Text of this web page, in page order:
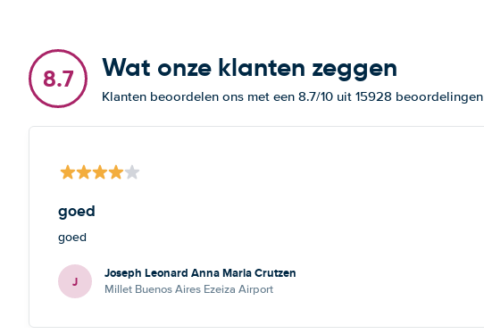
8.7 Wat onze klanten zeggen
Klanten beoordelen ons met een 8.7/10 uit 15928 beoordelingen
goed
goed
J Joseph Leonard Anna Maria Crutzen
Millet Buenos Aires Ezeiza Airport